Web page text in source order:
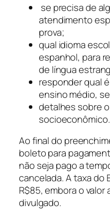
se precisa de
atendimento
prova;
qual idioma
espanhol, para
de língua
responder qual
ensino médio,
detalhes sobre
socioeconômico.
Ao final do
boleto para
não seja pago a
cancelada. A taxa do
R$85, embora o
divulgado.